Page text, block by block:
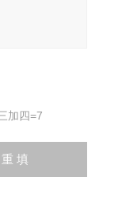
加四=7